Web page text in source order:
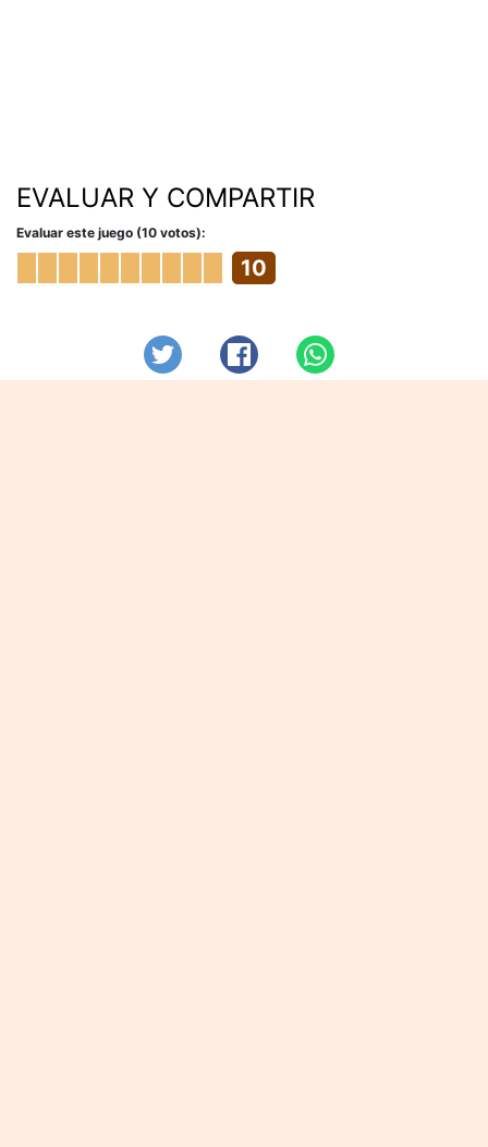
EVALUAR Y COMPARTIR
Evaluar este juego (10 votos):
10